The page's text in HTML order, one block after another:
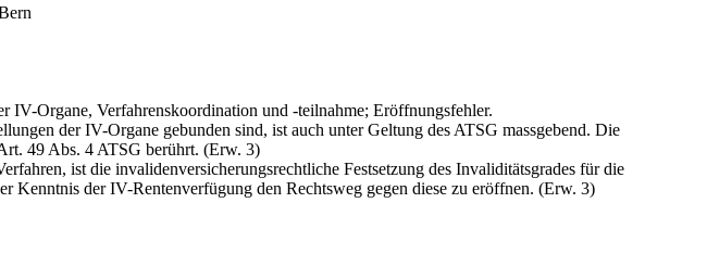
IV-Organe, Verfahrenskoordination und -teilnahme; Eröffnungsfehler.
der IV-Organe gebunden sind, ist auch unter Geltung des ATSG massgebend. Die
49 Abs. 4 ATSG berührt. (Erw. 3)
ist die invalidenversicherungsrechtliche Festsetzung des Invaliditätsgrades für die
Kenntnis der IV-Rentenverfügung den Rechtsweg gegen diese zu eröffnen. (Erw. 3)